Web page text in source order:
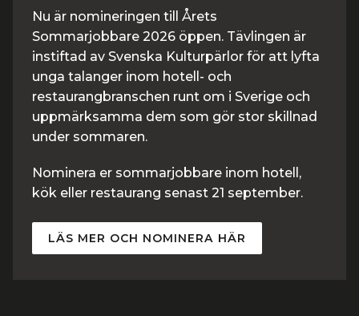
Nu är nomineringen till Årets
Sommarjobbare 2026 öppen. Tävlingen är
instiftad av Svenska Kulturpärlor för att lyfta
unga talanger inom hotell- och
restaurangbranschen runt om i Sverige och
uppmärksamma dem som gör stor skillnad
under sommaren.
Nominera er sommarjobbare inom hotell,
kök eller restaurang senast 21 september.
LÄS MER OCH NOMINERA HÄR